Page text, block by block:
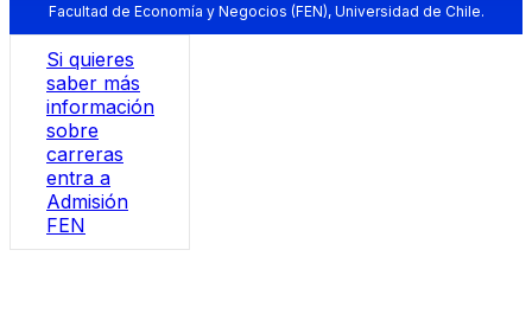
Facultad de Economía y Negocios (FEN), Universidad de Chile.
Si quieres
saber más
información
sobre
carreras
entra a
Admisión
FEN